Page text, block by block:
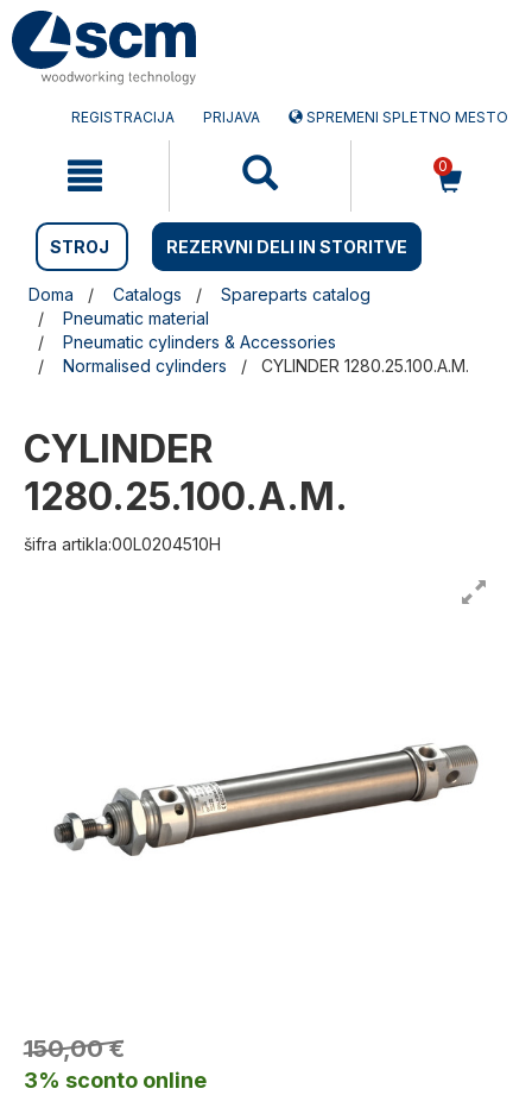
Preskočite
na
vsebino
Preskočite
na
navigacijski
REGISTRACIJA PRIJAVA SPREMENI SPLETNO MESTO
0
STROJ REZERVNI DELI IN STORITVE
Doma Catalogs
Spareparts catalog
Pneumatic material
Pneumatic cylinders & Accessories
Normalised cylinders
CYLINDER 1280.25.100.A.M.
CYLINDER
1280.25.100.A.M.
šifra artikla:00L0204510H
150,00 €
3% sconto online